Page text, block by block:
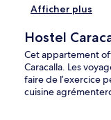
Afficher plus
Hostel
Cet appartement
Caracalla. Les
faire de l’exercice
cuisine